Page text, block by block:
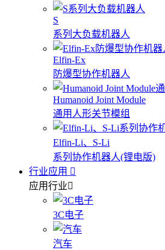
S
系列大负载机器人
Elfin-Ex
防爆型协作机器人
Humanoid Joint Module
通用人形关节模组
Elfin-Li、S-Li
系列协作机器人(锂电版)
行业应用
应用行业
3C电子
汽车